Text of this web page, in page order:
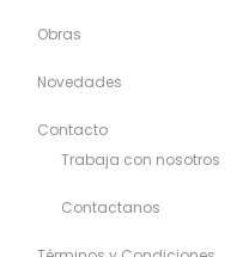
Obras
Novedades
Contacto
Trabaja con nosotros
Contactanos